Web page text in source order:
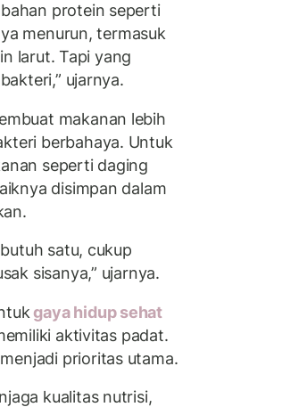
protein seperti
menurun, termasuk
larut. Tapi yang
ujarnya.
makanan lebih
berbahaya. Untuk
seperti daging
disimpan dalam
satu, cukup
sisanya,” ujarnya.
gaya hidup sehat
aktivitas padat.
prioritas utama.
kualitas nutrisi,